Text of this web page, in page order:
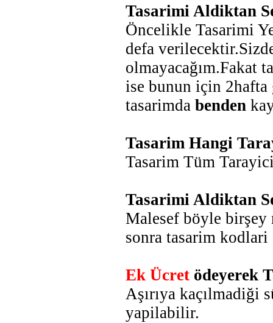
Tasarimi Aldiktan
Öncelikle Tasarimi
defa
olmayacağım.Fakat
ise bunun için
tasarimda benden
Tasarim Hangi
Tasarim Tüm
Tasarimi Aldiktan
Malesef böyle
sonra tasarim
Ek Ücret ödeyerek
Aşırıya kaçılmadiği
yapilabilir.